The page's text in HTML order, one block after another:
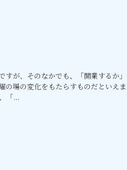
すが、そのなかでも、「開業するか
場の変化をもたらすものだといえ
「...